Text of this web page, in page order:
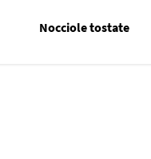
Nocciole tostate